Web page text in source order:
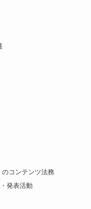
コンテンツ法務
発表活動